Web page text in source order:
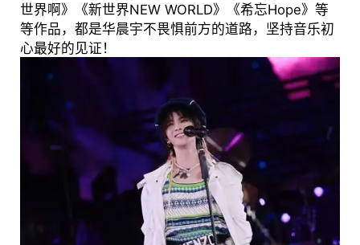
世界啊》《新世界NEW WORLD》《希忘Hope》等
等作品，都是华晨宇不畏惧前方的道路，坚持音乐初
心最好的见证！